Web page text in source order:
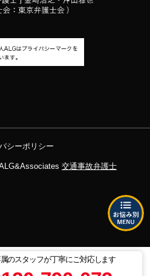
のスタッフが丁寧にご対応します
シーポリシー
交通事故弁護士